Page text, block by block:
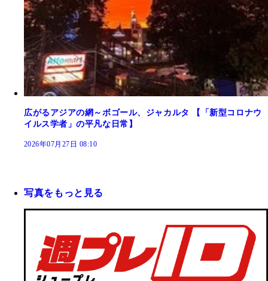
広がるアジアの網～ボゴール、ジャカルタ 【「新型コロナウ
イルス学者」の平凡な日常】
2026年07月27日 08:10
写真をもっと見る